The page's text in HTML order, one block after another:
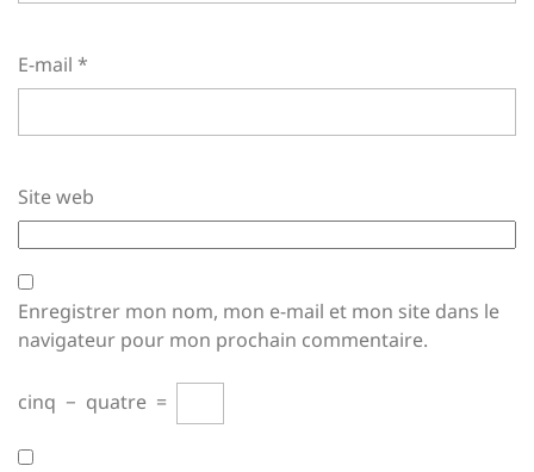
E-mail *
Site web
Enregistrer mon nom, mon e-mail et mon site dans le
navigateur pour mon prochain commentaire.
cinq − quatre =